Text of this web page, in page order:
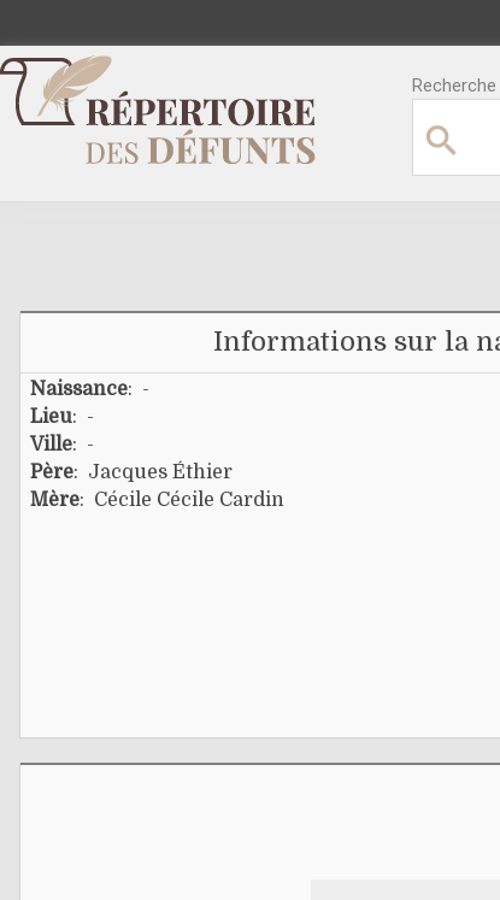
Informations sur la
Naissance: -
Lieu: -
Ville: -
Père: Jacques Éthier
Mère: Cécile Cécile Cardin